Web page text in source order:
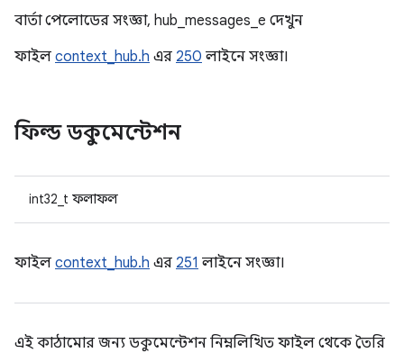
বার্তা পেলোডের সংজ্ঞা, hub_messages_e দেখুন
ফাইল context_hub.h এর 250 লাইনে সংজ্ঞা।
ফিল্ড ডকুমেন্টেশন
int32_t ফলাফল
ফাইল context_hub.h এর 251 লাইনে সংজ্ঞা।
এই কাঠামোর জন্য ডকুমেন্টেশন নিম্নলিখিত ফাইল থেকে তৈরি